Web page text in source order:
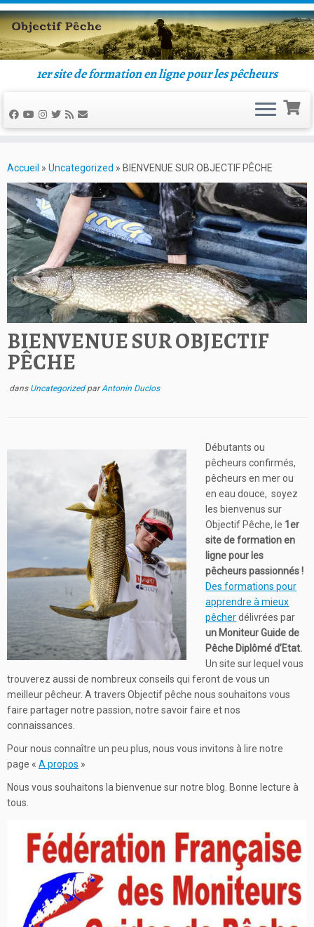
1er site de formation en ligne pour les pêcheurs
Accueil » Uncategorized » BIENVENUE SUR OBJECTIF PÊCHE
BIENVENUE SUR OBJECTIF
PÊCHE
dans Uncategorized parAntonin Duclos
Débutants ou
pêcheurs confirmés,
pêcheurs en mer ou
en eau douce, soyez
les bienvenus sur
Objectif Pêche, le 1er
site de formation en
ligne pour les
pêcheurs passionnés !
Des formations pour
apprendre à mieux
pêcherdélivrées par
un Moniteur Guide de
Pêche Diplômé d’Etat.
Un site sur lequel vous
trouverez aussi de nombreux conseils qui feront de vous un
meilleur pêcheur. A travers Objectif pêche nous souhaitons vous
faire partager notre passion, notre savoir faire et nos
connaissances.
Pour nous connaître un peu plus, nous vous invitons à lire notre
page « A propos »
Nous vous souhaitons la bienvenue sur notre blog. Bonne lecture à
tous.